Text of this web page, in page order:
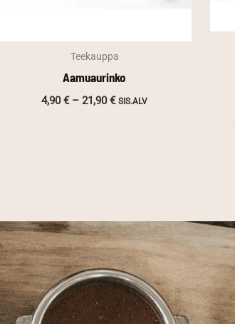
Teekauppa
Aamuaurinko
4,90€ – 21,90€Hintaluokka:
SIS.ALV